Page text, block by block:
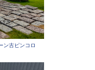
ン古ピンコロ